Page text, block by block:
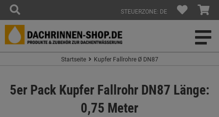
STEUERZONE: DE
Startseite Kupfer Fallrohre Ø DN87
5er Pack Kupfer Fallrohr DN87 Länge:
0,75 Meter